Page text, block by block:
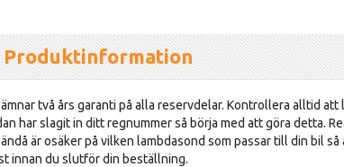
Produktinformation
två års garanti på alla reservdelar. Kontrollera alltid
har slagit in ditt regnummer så börja med att göra detta.
är osäker på vilken lambdasond som passar till din bil
innan du slutför din beställning.